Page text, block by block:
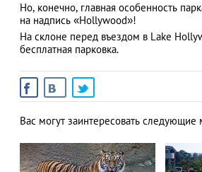
Но, конечно, главная особенность
на надпись «Hollywood»!
На склоне перед въездом в Lake
бесплатная парковка.
Вас могут заинтересовать следующие